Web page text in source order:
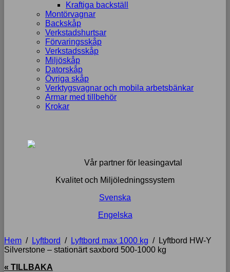
Kraftiga backställ
Montörvagnar
Backskåp
Verkstadshurtsar
Förvaringsskåp
Verkstadsskåp
Miljöskåp
Datorskåp
Övriga skåp
Verktygsvagnar och mobila arbetsbänkar
Armar med tillbehör
Krokar
Vår partner för leasingavtal
Kvalitet och Miljöledningssystem
Svenska
Engelska
Hem / Lyftbord / Lyftbord max 1000 kg / Lyftbord HW-Y
Silverstone – stationärt saxbord 500-1000 kg
« TILLBAKA